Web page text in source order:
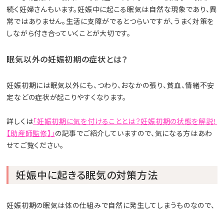
続く妊婦さんもいます。妊娠中に起こる眠気は自然な現象であり、異
常ではありません。生活に支障がでるとつらいですが、うまく対策を
しながら付き合っていくことが大切です。
眠気以外の妊娠初期の症状とは？
妊娠初期には眠気以外にも、つわり、おなかの張り、貧血、情緒不安
定などの症状が起こりやすくなります。
詳しくは「妊娠初期に気を付けることとは？妊娠初期の状態を解説！
【助産師監修】」 の記事でご紹介していますので、気になる方はあわ
せてご覧ください。
妊娠中に起きる眠気の対策方法
妊娠初期の眠気は体の仕組みで自然に発生してしまうものなので、